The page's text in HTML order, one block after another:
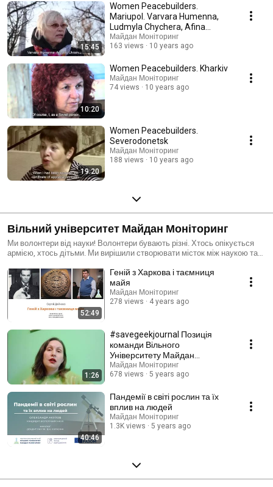
15:45
Women Peacebuilders.
Mariupol. Varvara Humenna,
Ludmyla Chychera, Afina
Khadjinova
Майдан Моніторинг
163 views
10 years ago
10:20
Women Peacebuilders. Kharkiv
Майдан Моніторинг
74 views
10 years ago
19:20
Women Peacebuilders.
Severodonetsk
Майдан Моніторинг
188 views
10 years ago
Вільний університет Майдан Моніторинг
Ми волонтери від науки! Волонтери бувають різні. Хтось опікується
армією, хтось дітьми. Ми вирішили створювати місток між наукою та
як не харків’янам розповідати громадянам, що відбувається в нашій
науці? Наш майданчик надає слово фахівцям з різних наукових
галузей і дозволяє вам зазирнути за лаштунки лабораторій. Так, у нас
є і популярні лекції, в яких науковці розповідають про цікаві і важливі
речі, про сучасний погляд на проблеми і про те, як влаштований
Всесвіт. Але ми готуємо для вас багато цікавинок з перших рук,
знайомимо вас з дослідженнями астрономів, фізиків, біологів,
розповідаємо про те, що відбувається тут і зараз, який внесок
українські вчені роблять у велику будівлю всесвітньої науки.
52:49
Геній з Харкова і таємниця
майя
Майдан Моніторинг
278 views
4 years ago
1:26
#savegeekjournal Позиція
команди Вільного
Університету Майдан
Моніторинг
Майдан Моніторинг
678 views
5 years ago
40:46
Пандемії в світі рослин та їх
вплив на людей
Майдан Моніторинг
1.3K views
5 years ago